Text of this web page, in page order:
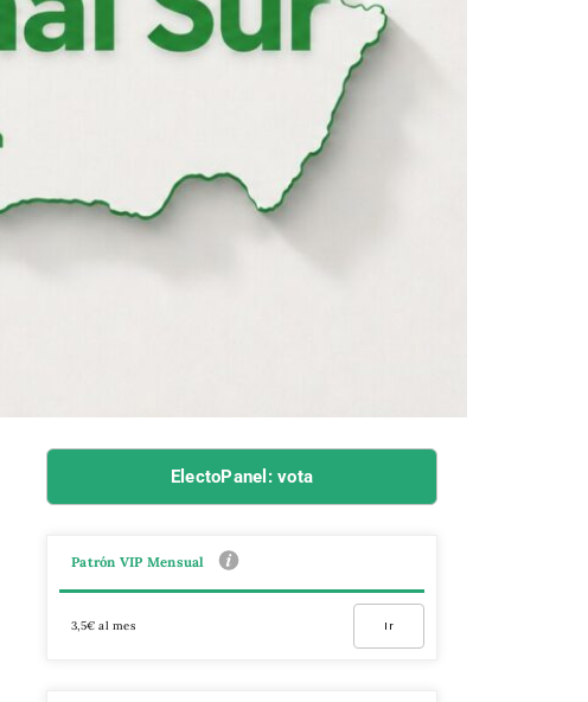
ElectoPanel: vota
Patrón VIP Mensual
3,5€ al mes Ir